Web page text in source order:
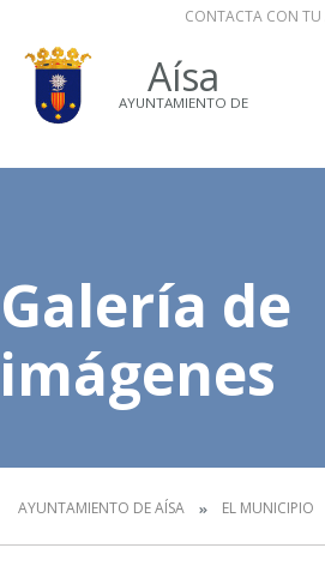
CONTACTA CON
Aísa
AYUNTAMIENTO DE
Galería de
imágenes
AYUNTAMIENTO DE AÍSA EL MUNICIPIO